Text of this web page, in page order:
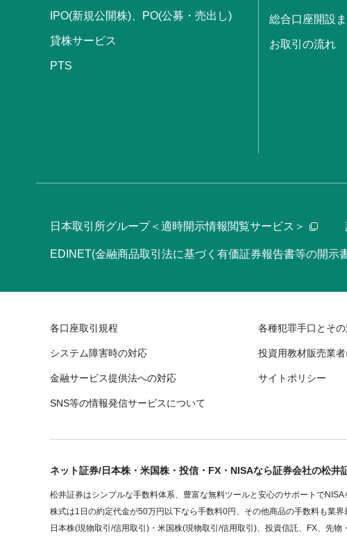
IPO(新規公開株)、PO(公募・売出し)
貸株サービス
PTS
総合口座開設
お取引の流れ
日本取引所グループ＜適時開示情報閲覧サービス＞
EDINET(金融商品取引法に基づく有価証券報告書等の開示
各口座取引規程 各種犯罪手口とそ
システム障害時の対応 投資用教材販売業
金融サービス提供法への対応 サイトポリシー
SNS等の情報発信サービスについて
ネット証券/日本株・米国株・投信・FX・NISAなら証券会社の松井
松井証券はシンプルな手数料体系、豊富な無料ツールと安心のサポートで
株式は1日の約定代金が50万円以下なら手数料0円、その他商品の手数料も業
日本株(現物取引/信用取引)・米国株(現物取引/信用取引)、投資信託、FX、先